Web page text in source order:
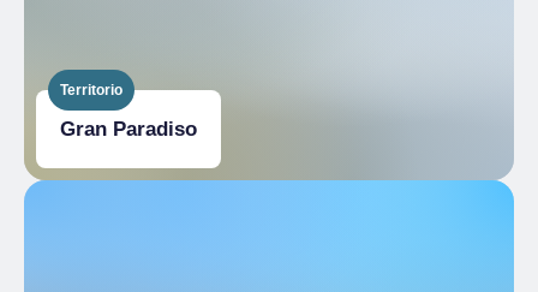
Territorio
Gran Paradiso